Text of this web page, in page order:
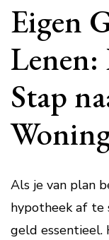
Eigen
Lenen:
Stap
Als je van plan
hypotheek af te
geld essentieel.